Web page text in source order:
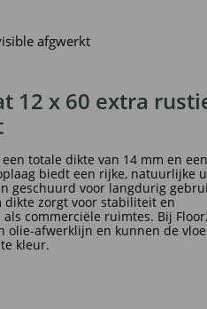
afgwerkt
12 x 60 extra
totale dikte van 14 mm en
biedt een rijke, natuurlijke
geschuurd voor langdurig
dikte zorgt voor stabiliteit en
commerciële ruimtes. Bij
olie-afwerklijn en kunnen de
kleur.